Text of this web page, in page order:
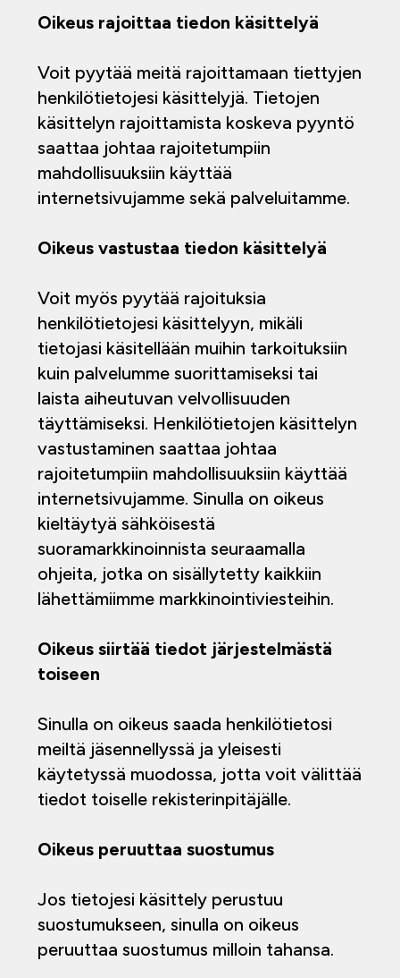
Oikeus rajoittaa tiedon käsittelyä
Voit pyytää meitä rajoittamaan tiettyjen
henkilötietojesi käsittelyjä. Tietojen
käsittelyn rajoittamista koskeva pyyntö
saattaa johtaa rajoitetumpiin
mahdollisuuksiin käyttää
internetsivujamme sekä palveluitamme.
Oikeus vastustaa tiedon käsittelyä
Voit myös pyytää rajoituksia
henkilötietojesi käsittelyyn, mikäli
tietojasi käsitellään muihin tarkoituksiin
kuin palvelumme suorittamiseksi tai
laista aiheutuvan velvollisuuden
täyttämiseksi. Henkilötietojen käsittelyn
vastustaminen saattaa johtaa
rajoitetumpiin mahdollisuuksiin käyttää
internetsivujamme. Sinulla on oikeus
kieltäytyä sähköisestä
suoramarkkinoinnista seuraamalla
ohjeita, jotka on sisällytetty kaikkiin
lähettämiimme markkinointiviesteihin.
Oikeus siirtää tiedot järjestelmästä
toiseen
Sinulla on oikeus saada henkilötietosi
meiltä jäsennellyssä ja yleisesti
käytetyssä muodossa, jotta voit välittää
tiedot toiselle rekisterinpitäjälle.
Oikeus peruuttaa suostumus
Jos tietojesi käsittely perustuu
suostumukseen, sinulla on oikeus
peruuttaa suostumus milloin tahansa.